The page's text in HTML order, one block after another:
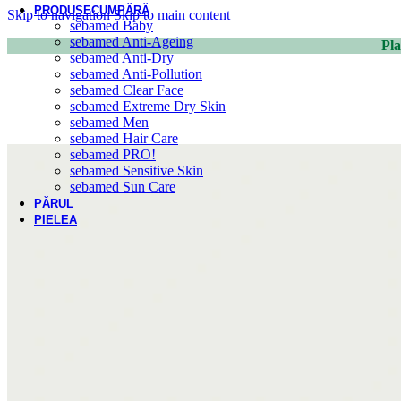
Skip to navigationSkip to main content
PRODUSECUMPĂRĂ
sebamed Baby
sebamed Anti-Ageing
sebamed Anti-Dry
sebamed Anti-Pollution
sebamed Clear Face
sebamed Extreme Dry Skin
sebamed Men
sebamed Hair Care
sebamed PRO!
sebamed Sensitive Skin
sebamed Sun Care
PĂRUL
PIELEA